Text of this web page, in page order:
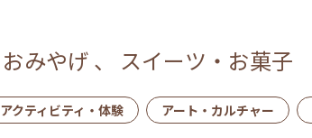
おみやげ 、 スイーツ・お菓子
アクティビティ・体験 アート・カルチャー